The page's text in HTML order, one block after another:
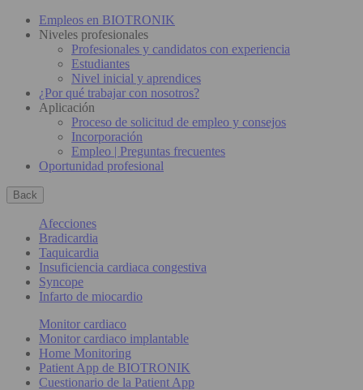
Empleos en BIOTRONIK
Niveles profesionales
Profesionales y candidatos con experiencia
Estudiantes
Nivel inicial y aprendices
¿Por qué trabajar con nosotros?
Aplicación
Proceso de solicitud de empleo y consejos
Incorporación
Empleo | Preguntas frecuentes
Oportunidad profesional
Back
Afecciones
Bradicardia
Taquicardia
Insuficiencia cardiaca congestiva
Syncope
Infarto de miocardio
Monitor cardiaco
Monitor cardiaco implantable
Home Monitoring
Patient App de BIOTRONIK
Cuestionario de la Patient App